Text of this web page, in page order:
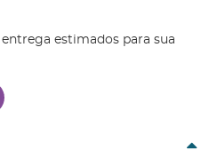
estimados para sua